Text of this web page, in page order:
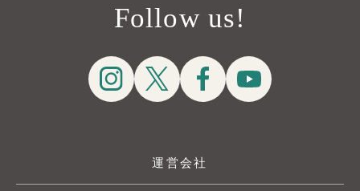
Follow us!
運営会社